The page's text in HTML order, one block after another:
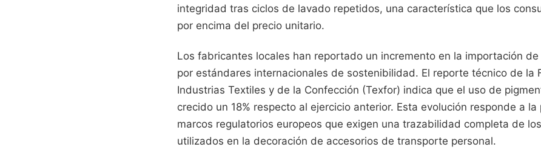
integridad tras ciclos de lavado repetidos, una característica que los
por encima del precio unitario.
Los fabricantes locales han reportado un incremento en la importación
por estándares internacionales de sostenibilidad. El reporte técnico de la
Industrias Textiles y de la Confección (Texfor) indica que el uso de
crecido un 18% respecto al ejercicio anterior. Esta evolución responde a la
marcos regulatorios europeos que exigen una trazabilidad completa de
utilizados en la decoración de accesorios de transporte personal.